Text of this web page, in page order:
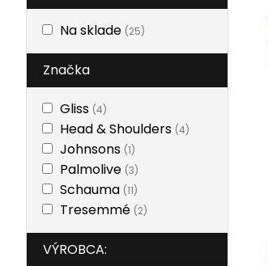
Na sklade (25)
Značka
Gliss (4)
Head & Shoulders (4)
Johnsons (1)
Palmolive (3)
Schauma (11)
Tresemmé (2)
VÝROBCA: